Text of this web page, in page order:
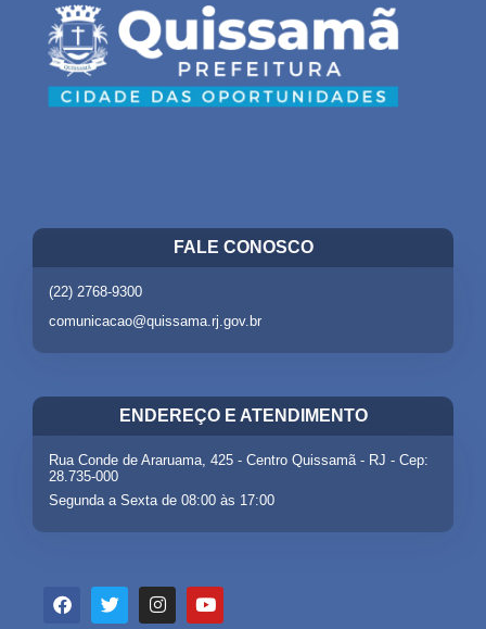
FALE CONOSCO
(22) 2768-9300
comunicacao@quissama.rj.gov.br
ENDEREÇO E ATENDIMENTO
Rua Conde de Araruama, 425 - Centro Quissamã - RJ - Cep:
28.735-000
Segunda a Sexta de 08:00 às 17:00